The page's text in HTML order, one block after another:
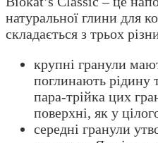
натуральної глини для
складається з трьох
крупні гранули
поглинають рідину
пара-трійка цих
поверхні, як у
середні гранули